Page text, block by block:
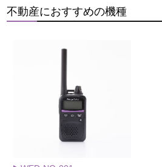
不動産におすすめの機種